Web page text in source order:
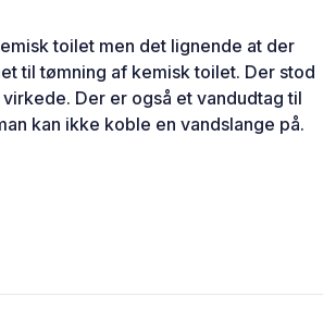
toilet men det lignende at der
til tømning af kemisk toilet. Der stod
Der er også et vandudtag til
kan ikke koble en vandslange på.